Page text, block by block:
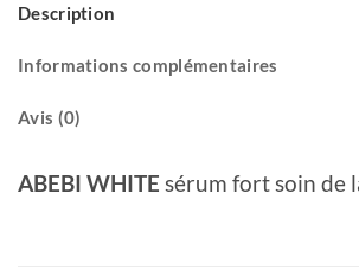
Description
Informations complémentaires
Avis (0)
ABEBI WHITE sérum fort soin de